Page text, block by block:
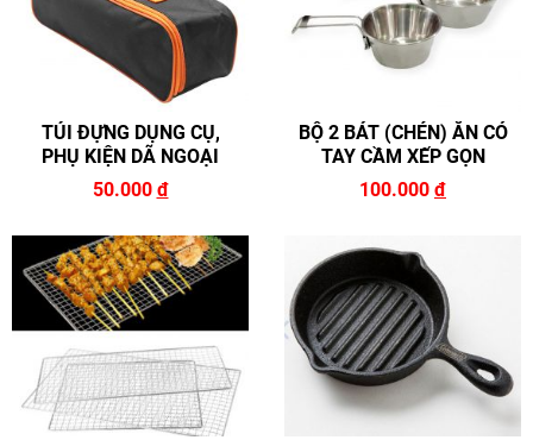
TÚI ĐỰNG DỤNG CỤ,
PHỤ KIỆN DÃ NGOẠI
50.000 đ
BỘ 2 BÁT (CHÉN) ĂN CÓ
TAY CẦM XẾP GỌN
100.000 đ